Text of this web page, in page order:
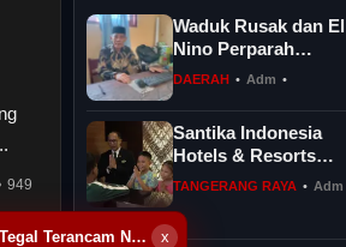
949
Waduk Rusak dan El
Nino Perparah
Kekeringan, Lahan
Kreman Tegal T...
DAERAH • Adm •
Santika Indonesia
Hotels & Resorts
Kenalkan Dunia
Anak-anak As...
TANGERANG RAYA • Adm
•
x
Waduk Rusak dan El Nino Perparah Kekeringan, Lahan Pertanian Desa Kreman Tegal Terancam Nganggur